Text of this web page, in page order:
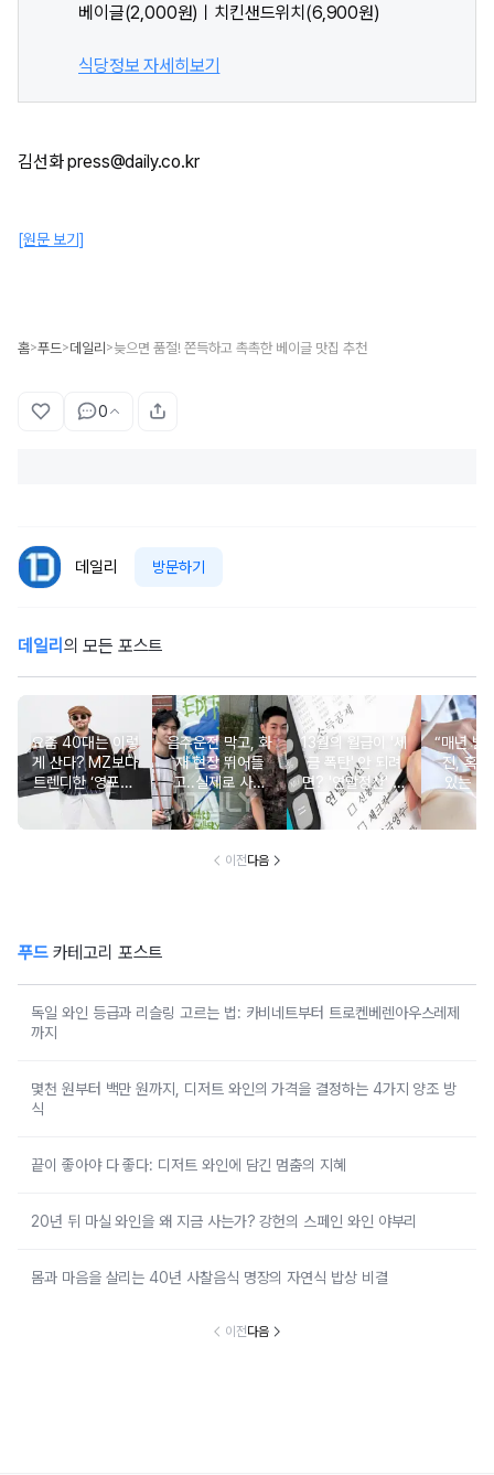
베이글(2,000원)ㅣ치킨샌드위치(6,900원)
식당정보 자세히보기
김선화 press@daily.co.kr
[원문 보기]
홈>푸드>데일리>늦으면 품절! 쫀득하고 촉촉한 베이글 맛집 추천
0
데일리 방문하기
데일리 의 모든 포스트
요즘 40대는 이렇
게 산다? MZ보다
트렌디한 ‘영포티’
분석
음주운전 막고, 화
재 현장 뛰어들
고..실제로 사람
구한 연예인 10
13월의 월급이 '세
금 폭탄' 안 되려
면? '연말정산' 핵
심 꿀팁 A to Z
“매년 받
진, 혹시
있는 건
요?”
이전다음
푸드카테고리 포스트
독일 와인 등급과 리슬링 고르는 법: 카비네트부터 트로켄베렌아우스레제
까지
몇천 원부터 백만 원까지, 디저트 와인의 가격을 결정하는 4가지 양조 방
식
끝이 좋아야 다 좋다: 디저트 와인에 담긴 멈춤의 지혜
20년 뒤 마실 와인을 왜 지금 사는가? 강헌의 스페인 와인 야부리
몸과 마음을 살리는 40년 사찰음식 명장의 자연식 밥상 비결
이전다음